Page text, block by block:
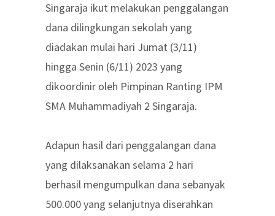
Singaraja ikut melakukan penggalangan
dana dilingkungan sekolah yang
diadakan mulai hari Jumat (3/11)
hingga Senin (6/11) 2023 yang
dikoordinir oleh Pimpinan Ranting IPM
SMA Muhammadiyah 2 Singaraja.
Adapun hasil dari penggalangan dana
yang dilaksanakan selama 2 hari
berhasil mengumpulkan dana sebanyak
500.000 yang selanjutnya diserahkan